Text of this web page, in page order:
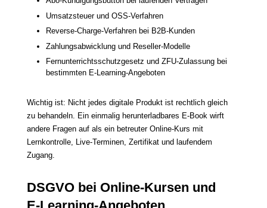
Umsatzsteuer und OSS-Verfahren
Reverse-Charge-Verfahren bei B2B-Kunden
Zahlungsabwicklung und Reseller-Modelle
Fernunterrichtsschutzgesetz und ZFU-Zulassung bei
bestimmten E-Learning-Angeboten
Wichtig ist: Nicht jedes digitale Produkt ist rechtlich gleich
zu behandeln. Ein einmalig herunterladbares E-Book wirft
andere Fragen auf als ein betreuter Online-Kurs mit
Lernkontrolle, Live-Terminen, Zertifikat und laufendem
Zugang.
DSGVO bei Online-Kursen und